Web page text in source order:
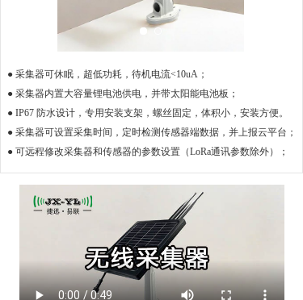
● 采集器可休眠，超低功耗，待机电流<10uA；
● 采集器内置大容量锂电池供电，并带太阳能电池板；
● IP67 防水设计，专用安装支架，螺丝固定，体积小，安装方便。
● 采集器可设置采集时间，定时检测传感器端数据，并上报云平台；
● 可远程修改采集器和传感器的参数设置（LoRa通讯参数除外）；